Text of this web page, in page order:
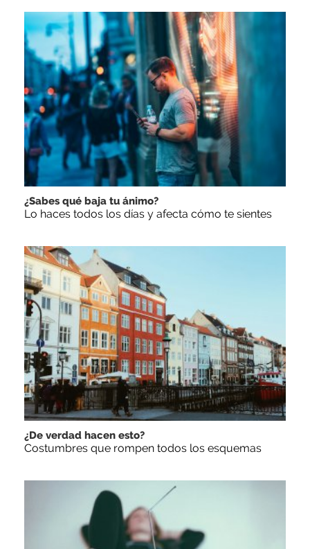
¿Sabes qué baja tu ánimo?
Lo haces todos los días y afecta cómo te sientes
¿De verdad hacen esto?
Costumbres que rompen todos los esquemas